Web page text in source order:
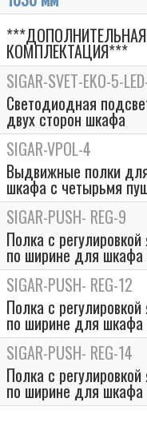
***ДОПОЛНИТЕЛЬНАЯ
КОМПЛЕКТАЦИЯ***
SIGAR-SVET-EKO-5-
Светодиодная
двух сторон шкафа
SIGAR-VPOL-4
Выдвижные полки для
шкафа с четырьмя
SIGAR-PUSH- REG-9
Полка с
по ширине для
SIGAR-PUSH- REG-12
Полка с
по ширине для
SIGAR-PUSH- REG-14
Полка с
по ширине для